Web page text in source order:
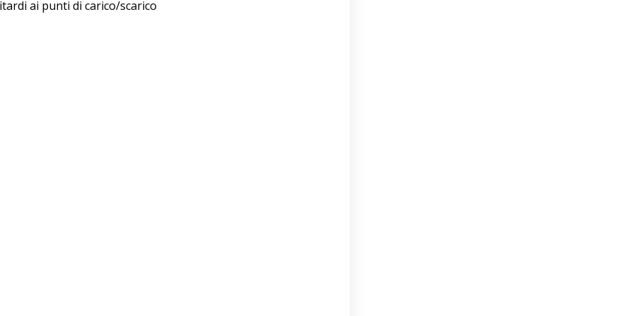
ai punti di carico/scarico